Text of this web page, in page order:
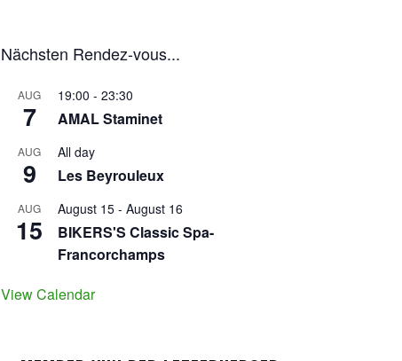
Nächsten Rendez-vous...
AUG
7
19:00 - 23:30
AMAL Staminet
AUG
9
All day
Les Beyrouleux
AUG
15
August 15 - August 16
BIKERS'S Classic Spa-
Francorchamps
View Calendar